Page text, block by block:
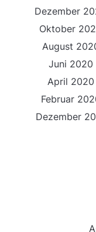
Dezember
Oktober
August
Juni 2020
April 2020
Februar
Dezember